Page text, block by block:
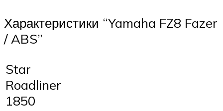
Характеристики “Yamaha FZ8 Fazer
/ ABS”
Star
Roadliner
1850